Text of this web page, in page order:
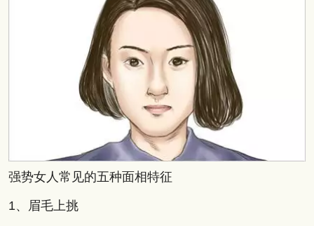
强势女人常见的五种面相特征
1、眉毛上挑